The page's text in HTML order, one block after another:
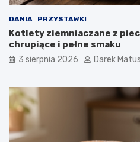
DANIA PRZYSTAWKI
Kotlety ziemniaczane z
chrupiące i pełne smaku
3 sierpnia 2026 Darek